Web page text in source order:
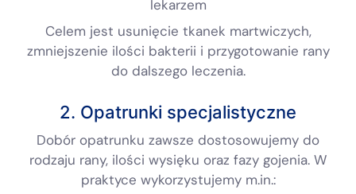
lekarzem
Celem jest usunięcie tkanek martwiczych,
zmniejszenie ilości bakterii i przygotowanie rany
do dalszego leczenia.
2. Opatrunki specjalistyczne
Dobór opatrunku zawsze dostosowujemy do
rodzaju rany, ilości wysięku oraz fazy gojenia. W
praktyce wykorzystujemy m.in.: